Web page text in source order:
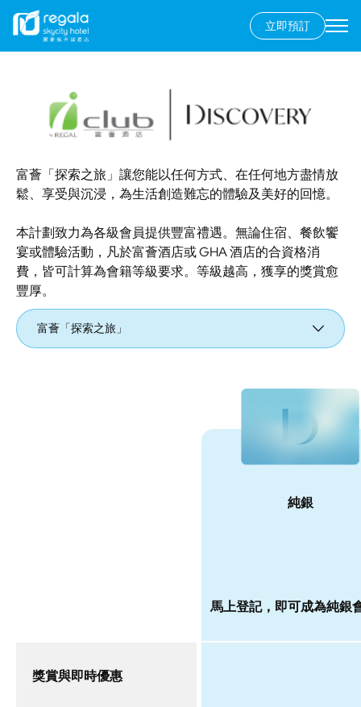
立即預訂
Secondary
menu
富薈「探索之旅」讓您能以任何方式、在任何地方盡情放
鬆、享受與沉浸，為生活創造難忘的體驗及美好的回憶。
本計劃致力為各級會員提供豐富禮遇。無論住宿、餐飲饗
宴或體驗活動，凡於富薈酒店或 GHA 酒店的合資格消
費，皆可計算為會籍等級要求。等級越高，獲享的獎賞愈
豐厚。
富薈「探索之旅」
純銀
馬上登記，即可成為純銀
獎賞與即時優惠